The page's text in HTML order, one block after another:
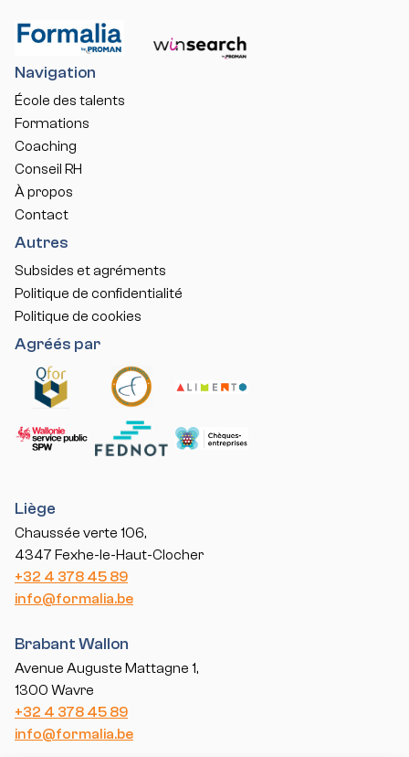
Navigation
École des talents
Formations
Coaching
Conseil RH
À propos
Contact
Autres
Subsides et agréments
Politique de confidentialité
Politique de cookies
Agréés par
Liège
Chaussée verte 106,
4347 Fexhe-le-Haut-Clocher
+32 4 378 45 89
info@formalia.be
Brabant Wallon
Avenue Auguste Mattagne 1,
1300 Wavre
+32 4 378 45 89
info@formalia.be